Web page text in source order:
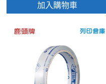
加入購物車